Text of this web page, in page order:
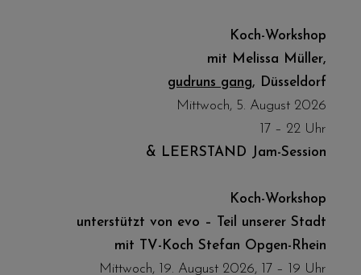
Koch-Workshop
mit Melissa Müller,
gudruns gang, Düsseldorf
Mittwoch, 5. August 2026
17 – 22 Uhr
& LEERSTAND Jam-Session
Koch-Workshop
unterstützt von evo – Teil unserer Stadt
mit TV-Koch Stefan Opgen-Rhein
Mittwoch, 19. August 2026, 17 – 19 Uhr